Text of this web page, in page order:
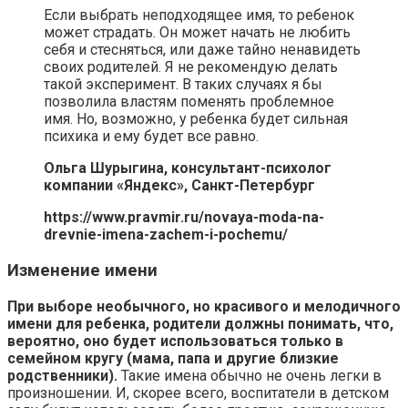
Если выбрать неподходящее имя, то ребенок
может страдать. Он может начать не любить
себя и стесняться, или даже тайно ненавидеть
своих родителей. Я не рекомендую делать
такой эксперимент. В таких случаях я бы
позволила властям поменять проблемное
имя. Но, возможно, у ребенка будет сильная
психика и ему будет все равно.
Ольга Шурыгина, консультант-психолог
компании «Яндекс», Санкт-Петербург
https://www.pravmir.ru/novaya-moda-na-
drevnie-imena-zachem-i-pochemu/
Изменение имени
При выборе необычного, но красивого и мелодичного
имени для ребенка, родители должны понимать, что,
вероятно, оно будет использоваться только в
семейном кругу (мама, папа и другие близкие
родственники). Такие имена обычно не очень легки в
произношении. И, скорее всего, воспитатели в детском